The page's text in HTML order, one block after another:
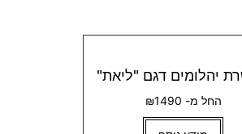
יהלומים דגם "ליאת"
החל מ- ₪1490